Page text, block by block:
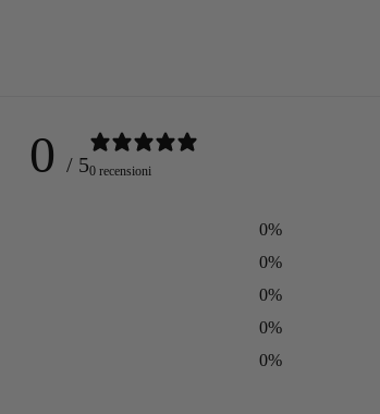
0 / 50 recensioni
0%
0%
0%
0%
0%